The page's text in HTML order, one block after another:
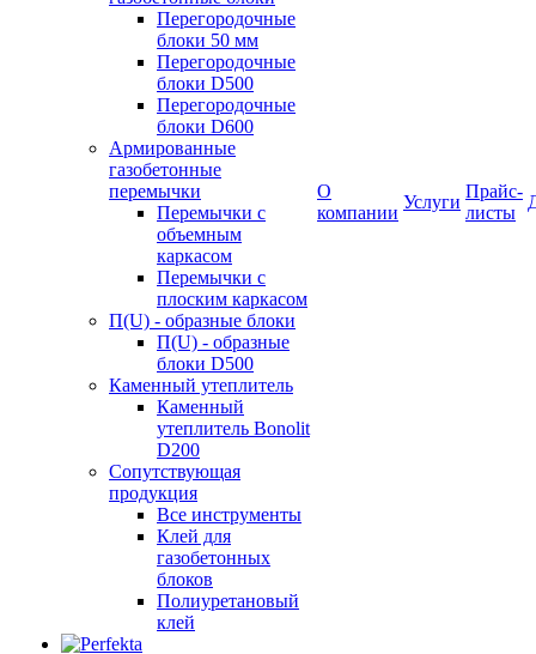
Перегородочные
блоки 50 мм
Перегородочные
блоки D500
Перегородочные
блоки D600
Армированные
газобетонные
перемычки
Перемычки с
объемным
каркасом
Перемычки с
плоским каркасом
П(U) - образные блоки
П(U) - образные
блоки D500
Каменный утеплитель
Каменный
утеплитель Bonolit
D200
Сопутствующая
продукция
Все инструменты
Клей для
газобетонных
блоков
Полиуретановый
клей
О
компании
Услуги
Прайс-
листы